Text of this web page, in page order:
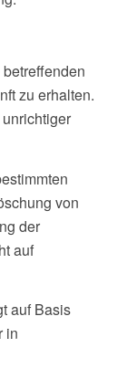
zu erhalten.
von
der
auf
auf Basis
in